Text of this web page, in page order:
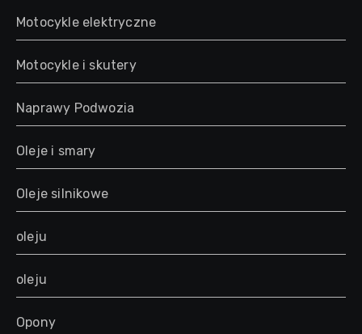
Motocykle elektryczne
Motocykle i skutery
Naprawy Podwozia
Oleje i smary
Oleje silnikowe
oleju
oleju
Opony